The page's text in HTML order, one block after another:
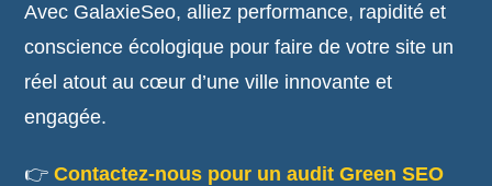
Avec GalaxieSeo, alliez performance, rapidité et
conscience écologique pour faire de votre site un
réel atout au cœur d’une ville innovante et
engagée.
👉 Contactez-nous pour un audit Green SEO